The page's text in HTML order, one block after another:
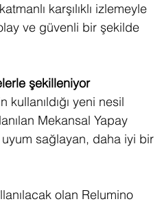
karşılıklı izlemeyle
ve güvenli bir şekilde
şekilleniyor
yeni nesil
Mekansal Yapay
uyum sağlayan, daha iyi bir
olan Relumino